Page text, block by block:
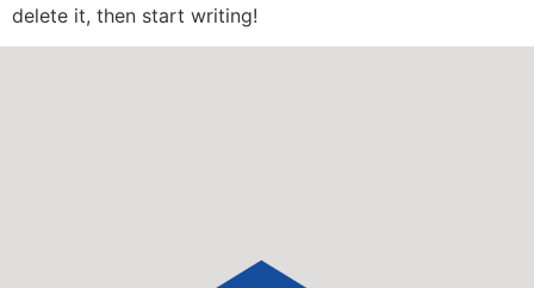
delete it, then start writing!